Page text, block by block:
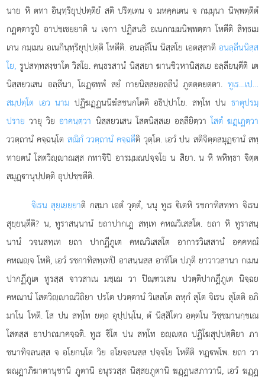
นาย หิ ตทา อินฺทฺริยุปฺปตฺติยํ สติ ปริตฺเตน จ มหคฺคเตน จ กมฺมุนา นิพฺพตฺติตํ
กฏตฺตารูปํ อาปชฺเชยฺยาติ น เจกา ปฏิสนฺธิ อเนกกมฺมนิพฺพตฺตา โหตีติ สิทฺธเม
เกน กมฺเมน อเนกินฺทฺริยุปฺปตฺติ โหตีติ. อนลฺลีโน นิสฺสโย เอตสฺสาติ อนลฺลีนนิสฺส
โย, รูปสทฺทสงฺขาโต วิสโย. คนฺธรสานํ นิสฺสยา ฆานชิวฺหานิสฺสเย อลฺลียนฺตีติ เต
นิสฺสยวเสน อลฺลีนา, โผฏฺพฺพํ สยํ กายนิสฺสยอลฺลีนํ ภูตตฺตยตฺตา. ทูเร…เป…
สมฺปตฺโต เอว นาม ปฏิฆฏฺฏนนิฆํสชนกโตติ อธิปฺปาโย. สทฺโท ปน ธาตุปรมฺ
ปราย วายุ วิยอาคนฺตฺวา นิสฺสยวเสน โสตนิสฺสเย อลฺลียิตฺวาโสตํ ฆฏฺเฏตฺวา
ววตฺถานํ คจฺฉนฺโต สณิกํ ววตฺถานํ คจฺฉตีติ วุตฺโต. เอวํ ปน สติจิตฺตสมุฏฺานํ สทฺ
ทายตนํ โสตวิฺาณสฺส กทาจิปิ อารมฺมณปจฺจโย น สิยา. น หิ พหิทฺธา จิตฺต
สมุฏฺานุปฺปตฺติ อุปปชฺชตีติ.
จิเรน สุยฺเยยฺยาติ กสฺมา เอตํ วุตฺตํ, นนุ ทูเร ิเตหิ รชกาทิสทฺทา จิเรน
สุยฺยนฺตีติ? น, ทูราสนฺนานํ ยถาปากเฏ สทฺเท คหณวิเสสโต. ยถา หิ ทูราสนฺ
นานํ วจนสทฺเท ยถา ปากฏีภูเต คหณวิเสสโต อาการวิเสสานํ อคฺคหณํ
คหณฺจ โหติ, เอวํ รชกาทิสทฺเทปิ อาสนฺนสฺส อาทิโต ปภุติ ยาวาวสานา กเมน
ปากฏีภูเต ทูรสฺส จาวสาเน มชฺเฌ วา ปิณฺฑวเสน ปวตฺติปากฏีภูเต นิจฺฉย
คหณานํ โสตวิฺาณวีถิยา ปรโต ปวตฺตานํ วิเสสโต ลหุกํ สุโต จิเรน สุโตติ อภิ
มาโน โหติ. โส ปน สทฺโท ยตฺถ อุปฺปนฺโน, ตํ นิสฺสิโตว อตฺตโน วิชฺชมานกฺขเณ
โสตสฺส อาปาถมาคจฺฉติ. ทูเร ิโต ปน สทฺโท อฺตฺถ ปฏิโฆสุปฺปตฺติยา ภา
ชนาทิจลนสฺส จ อโยกนฺโต วิย อโยจลนสฺส ปจฺจโย โหตีติ ทฏฺพฺโพ. ยถา วา
ฆณฺฏาภิฆาตานุชานิ ภูตานิ อนุรวสฺส นิสฺสยภูตานิ ฆฏฺฏนสภาวานิ, เอวํ ฆฏฺฏ